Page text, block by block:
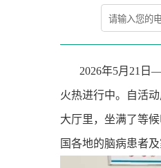
2026年5月 21 日
火热进行中。自活
大厅里，坐满了等
国各地的脑病患者